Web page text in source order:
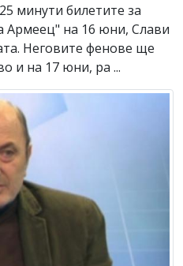
минути билетите за
Армеец" на 16 юни, Слави
Неговите фенове ще
и на 17 юни, ра ...